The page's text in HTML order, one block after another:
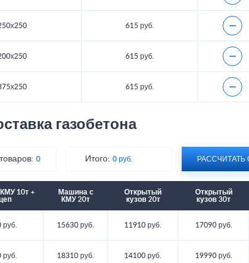
615 руб.
615 руб.
615 руб.
газобетона
0 Итого:0 руб. РАССЧИТАТЬ
10т +
Машина с
КМУ 20т
Открытый
кузов 20т
Открытый
кузов 30т
руб. 15630 руб. 11910 руб. 17090 руб.
руб. 18310 руб. 14100 руб. 19990 руб.